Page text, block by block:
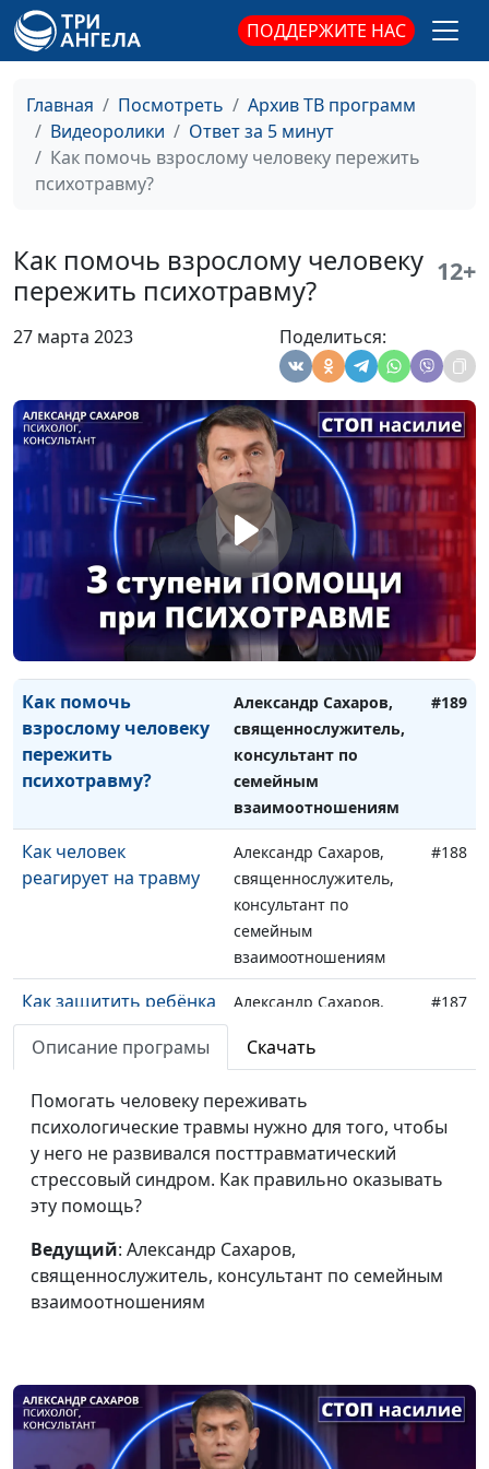
ПОДДЕРЖИТЕ НАС
Главная Посмотреть
Архив ТВ программ
Видеоролики
Ответ за 5 минут
Как помочь взрослому человеку пережить
психотравму?
Как помочь взрослому человеку
пережить психотравму?
12+
27 марта 2023 Поделиться:
Пять принципов
христианской любви
Максим Каминский,
#197
Испытание веры
Максим Каминский,
священнослужитель
Покаяние беглого
раба
Максим Каминский,
человечности
священнослужитель
Евгений Боткин:
верность долгу
Максим Каминский,
священнослужитель
конца
Максим Каминский,
священнослужитель
#192
Ценность
внутреннего
содержания
Максим Каминский,
священнослужитель
Как психотравма
меняет человека?
Александр Сахаров,
священнослужитель,
консультант по
семейным
взаимоотношениям
#190
Как помочь
взрослому человеку
пережить
психотравму?
Александр Сахаров,
священнослужитель,
консультант по
семейным
взаимоотношениям
#189
Как человек
реагирует на травму
Александр Сахаров,
священнослужитель,
консультант по
семейным
взаимоотношениям
#188
Как защитить ребёнка
от психотравмы?
Александр Сахаров,
консультант по
взаимоотношениям
#187
Как понять, что у вас
ПТСР?
Александр Сахаров,
священнослужитель,
взаимоотношениям
Ребенок и гаджеты.
Нужны ли детям
домашние
обязанности?
Анна Ронжина, Мария
Викторова, редактор
детского журнала
#184
Описание програмы Скачать
Помогать человеку переживать
психологические травмы нужно для того, чтобы
у него не развивался посттравматический
стрессовый синдром. Как правильно оказывать
эту помощь?
Ведущий: Александр Сахаров,
священнослужитель, консультант по семейным
взаимоотношениям